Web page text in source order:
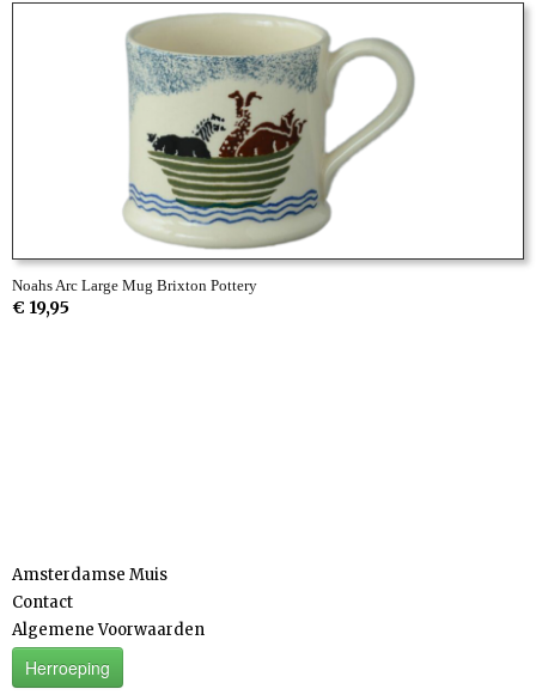
Noahs Arc Large Mug Brixton Pottery
€ 19,95
Amsterdamse Muis
Contact
Algemene Voorwaarden
Herroeping